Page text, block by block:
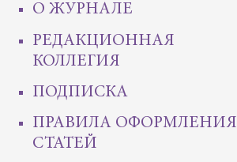
О ЖУРНАЛЕ
РЕДАКЦИОННАЯ
КОЛЛЕГИЯ
ПОДПИСКА
ПРАВИЛА ОФОРМЛЕНИЯ
СТАТЕЙ